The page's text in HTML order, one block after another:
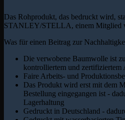
Das Rohprodukt, das bedruckt wird,
STANLEY/STELLA, einem Mitglied
Was für einen Beitrag zur
Die verwobene Baumwolle ist
kontrolliertem und zertifiziertem
Faire Arbeits- und
Das Produkt wird erst mit dem
Bestellung eingegangen ist -
Lagerhaltung
Gedruckt in Deutschland -